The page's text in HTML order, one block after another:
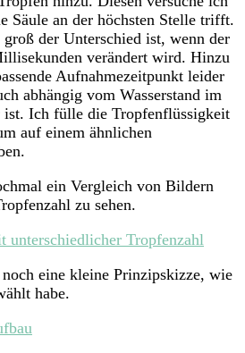
Säule an der höchsten Stelle trifft.
der Unterschied ist, wenn der
verändert wird. Hinzu
Aufnahmezeitpunkt leider
abhängig vom Wasserstand im
ist. Ich fülle die Tropfenflüssigkeit
auf einem ähnlichen
ein Vergleich von Bildern
zu sehen.
eine kleine Prinzipskizze, wie
habe.